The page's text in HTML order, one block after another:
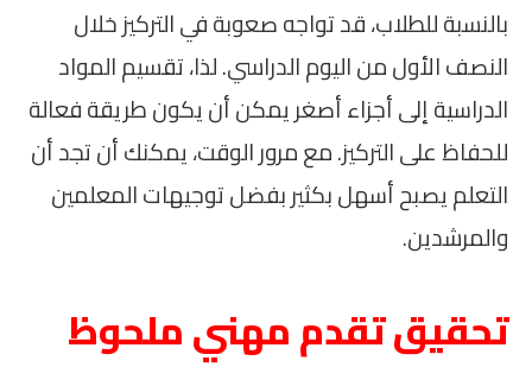
بالنسبة للطلاب، قد تواجه صعوبة في التركيز خلال
النصف الأول من اليوم الدراسي. لذا، تقسيم المواد
الدراسية إلى أجزاء أصغر يمكن أن يكون طريقة فعالة
للحفاظ على التركيز. مع مرور الوقت، يمكنك أن تجد أن
التعلم يصبح أسهل بكثير بفضل توجيهات المعلمين
والمرشدين.
تحقيق تقدم مهني ملحوظ